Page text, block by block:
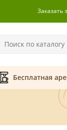
Заказать
Бесплатная